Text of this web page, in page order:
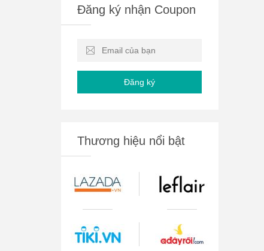
Đăng ký nhận Coupon
Đăng ký
Thương hiệu nổi bật